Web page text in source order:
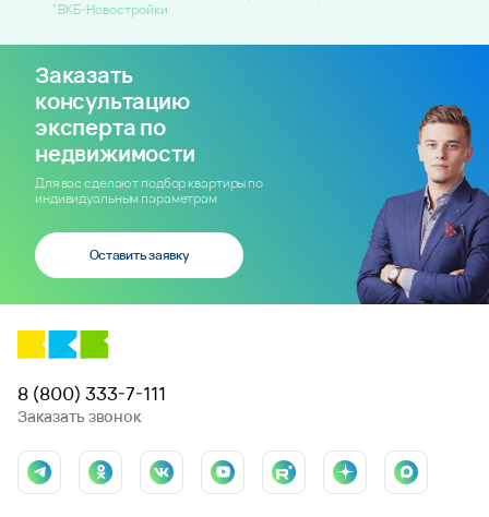
"ВКБ-Новостройки
Заказать
консультацию
эксперта по
недвижимости
Для вас сделают подбор квартиры по
индивидуальным параметрам
Оставить заявку
8 (800) 333-7-111
Заказать звонок